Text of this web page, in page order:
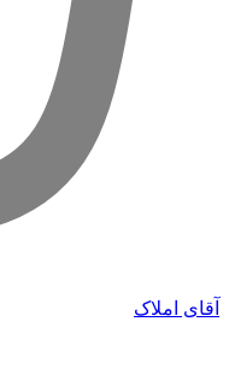
آقای املاک